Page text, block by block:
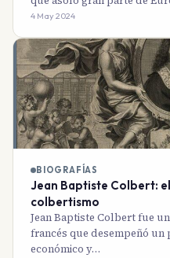
4 May 2024
BIOGRAFÍAS
Jean Baptiste Colbert:
colbertismo
Jean Baptiste Colbert fue
francés que desempeñó
económico y…